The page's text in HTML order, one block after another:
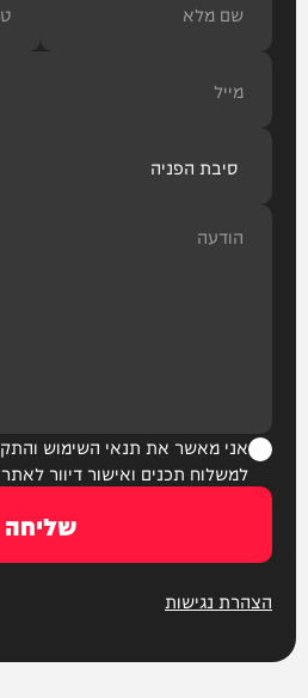
אני מאשר את תנאי השימוש
למשלוח תכנים ואישור דיוור
שליחה
הצהרת נגישות